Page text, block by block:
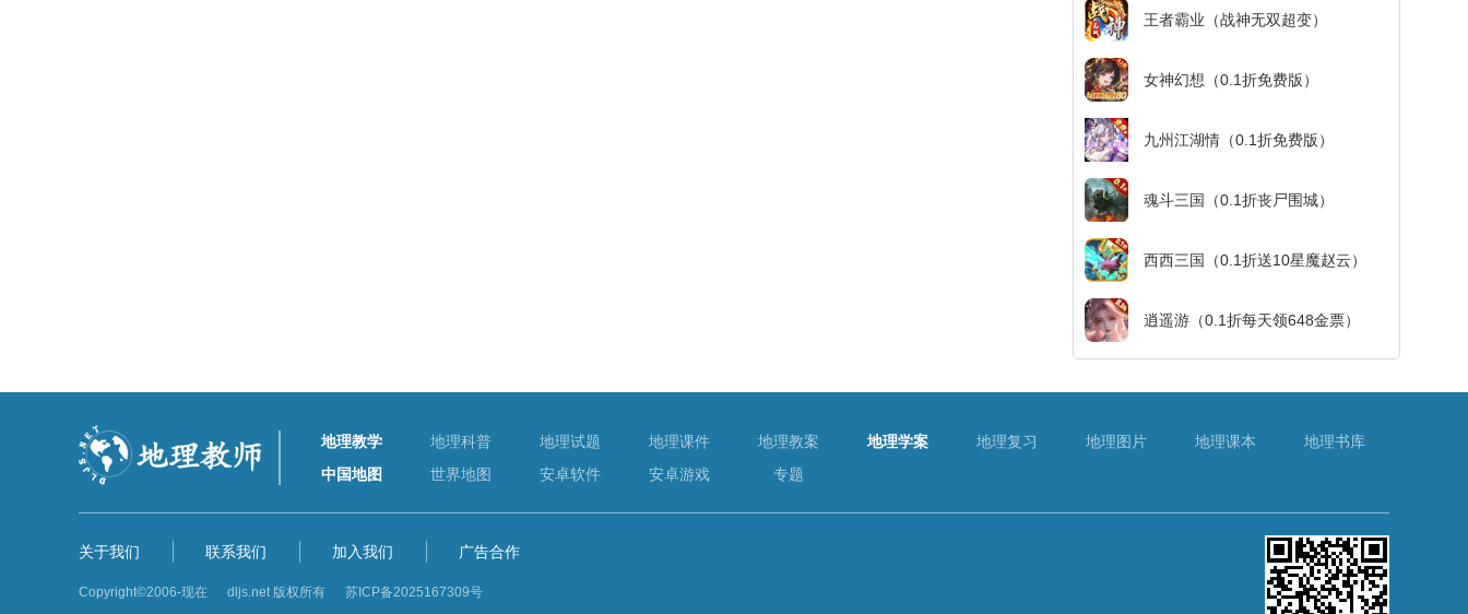
王者霸业（战神无双超变）
女神幻想（0.1折免费版）
九州江湖情（0.1折免费版）
魂斗三国（0.1折丧尸围城）
西西三国（0.1折送10星魔赵云）
逍遥游（0.1折每天领648金票）
地理教学 地理科普 地理试题 地理课件 地理教案 地理学案 地理复习 地理图片 地理课本
地理书库
中国地图
世界地图 安卓软件 安卓游戏 专题
关于我们 联系我们 加入我们 广告合作
Copyright©2006-现在 dljs.net 版权所有 苏ICP备2025167309号